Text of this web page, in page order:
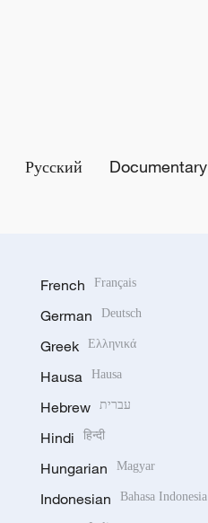
Русский Documentary
French Français
German Deutsch
Greek Ελληνικά
Hausa Hausa
Hebrew עברית
Hindi हिन्दी
Hungarian Magyar
Indonesian Bahasa Indonesia